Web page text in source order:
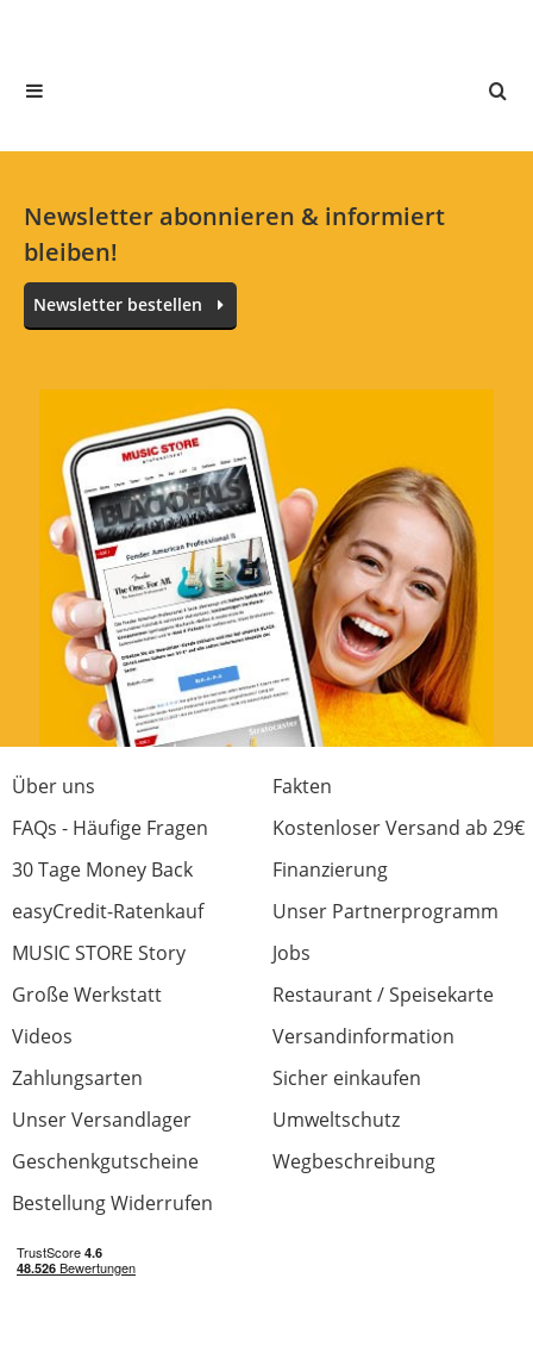
Newsletter abonnieren & informiert
bleiben!
Newsletter bestellen
Über uns
Fakten
FAQs - Häufige Fragen
Kostenloser Versand ab 29€
30 Tage Money Back
Finanzierung
easyCredit-Ratenkauf
Unser Partnerprogramm
MUSIC STORE Story
Jobs
Große Werkstatt
Restaurant / Speisekarte
Videos
Versandinformation
Zahlungsarten
Sicher einkaufen
Unser Versandlager
Umweltschutz
Geschenkgutscheine
Wegbeschreibung
Bestellung Widerrufen